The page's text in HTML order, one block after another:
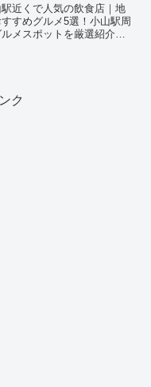
近くで人気の飲食店｜地
すめグルメ5選！小山駅周
メスポットを厳選紹介！
ク